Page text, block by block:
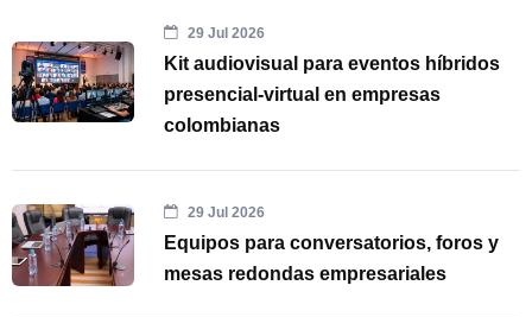
29 Jul 2026
Kit audiovisual para eventos híbridos
presencial-virtual en empresas
colombianas
29 Jul 2026
Equipos para conversatorios, foros y
mesas redondas empresariales